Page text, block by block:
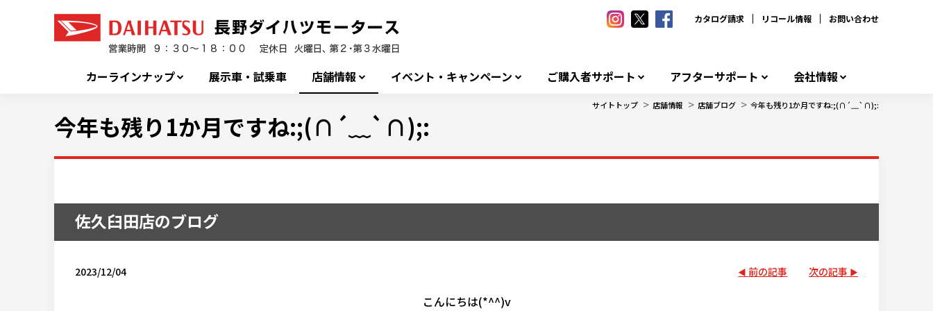
カタログ請求 リコール情報 お問い合わせ
カーラインナップ 展示車・試乗車 店舗情報 イベント・キャンペーン ご購入者サポート アフターサポート 会社情報
サイトトップ > 店舗情報 > 店舗ブログ > 今年も残り1か月ですね:;(∩´﹏`∩);:
今年も残り1か月ですね:;(∩´﹏`∩);:
佐久臼田店のブログ
2023/12/04 前の記事 次の記事
こんにちは(*^^)v